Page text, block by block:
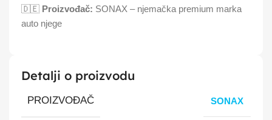
🇩🇪 Proizvođač: SONAX – njemačka premium marka
auto njege
Detalji o proizvodu
PROIZVOĐAČ SONAX